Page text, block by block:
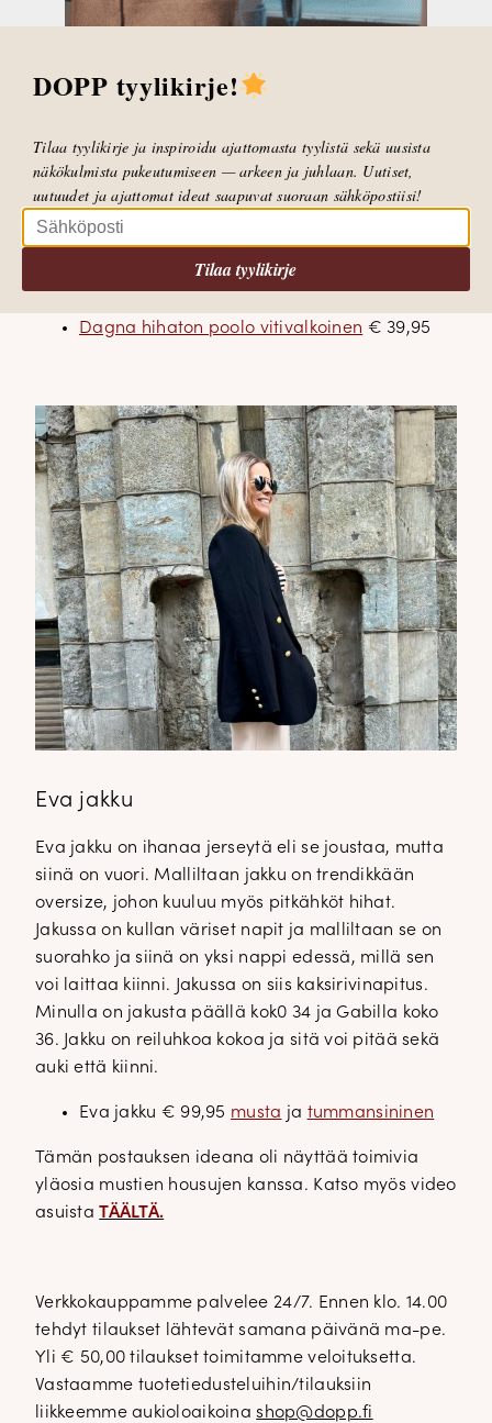
Dagna hihaton poolo vitivalkoinen € 39,95
Eva jakku
Eva jakku on ihanaa jerseytä eli se joustaa, mutta
siinä on vuori. Malliltaan jakku on trendikkään
oversize, johon kuuluu myös pitkähköt hihat.
Jakussa on kullan väriset napit ja malliltaan se on
suorahko ja siinä on yksi nappi edessä, millä sen
voi laittaa kiinni. Jakussa on siis kaksirivinapitus.
Minulla on jakusta päällä kok0 34 ja Gabilla koko
36. Jakku on reiluhkoa kokoa ja sitä voi pitää sekä
auki että kiinni.
Eva jakku € 99,95 musta ja tummansininen
Tämän postauksen ideana oli näyttää toimivia
yläosia mustien housujen kanssa. Katso myös video
asuistaTÄÄLTÄ.
Verkkokauppamme palvelee 24/7. Ennen klo. 14.00
tehdyt tilaukset lähtevät samana päivänä ma-pe.
Yli € 50,00 tilaukset toimitamme veloituksetta.
Vastaamme tuotetiedusteluihin/tilauksiin
liikkeemme aukioloaikoinashop@dopp.fi
DOPP tyylikirje!
Tilaa tyylikirje ja inspiroidu ajattomasta tyylistä sekä uusista
näkökulmista pukeutumiseen — arkeen ja juhlaan. Uutiset,
uutuudet ja ajattomat ideat saapuvat suoraan sähköpostiisi!
Tilaa tyylikirje